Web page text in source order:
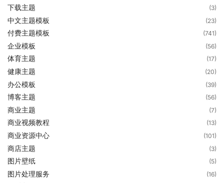
下载主题 (3)
中文主题模板 (23)
付费主题模板 (741)
企业模板 (56)
体育主题 (17)
健康主题 (20)
办公模板 (39)
博客主题 (56)
商业主题 (7)
商业视频教程 (13)
商业资源中心 (101)
商店主题 (3)
图片壁纸 (5)
图片处理服务 (16)